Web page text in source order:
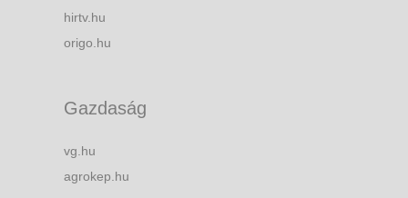
hirtv.hu
origo.hu
Gazdaság
vg.hu
agrokep.hu